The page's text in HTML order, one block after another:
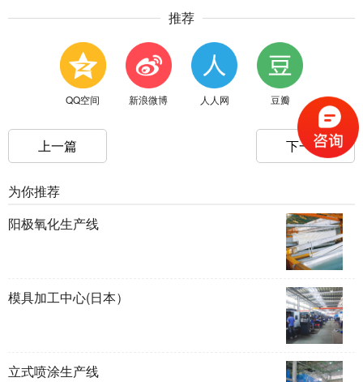
推荐
QQ空间 新浪微博 人人网 豆瓣
上一篇 下一篇
为你推荐
阳极氧化生产线
模具加工中心(日本）
立式喷涂生产线